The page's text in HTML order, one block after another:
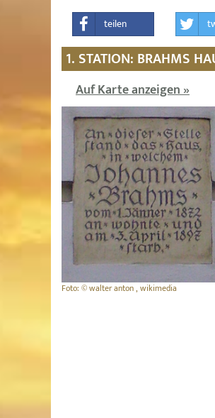
teilen
1. STATION: BRAHMS
Auf Karte anzeigen »
Foto: © walter anton , wikimedia